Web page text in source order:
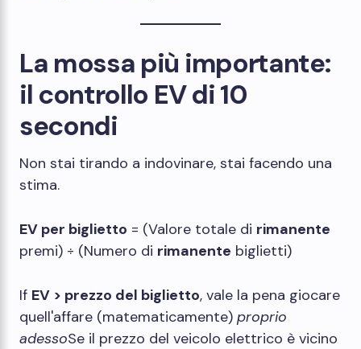
La mossa più importante:
il controllo EV di 10
secondi
Non stai tirando a indovinare, stai facendo una
stima.
EV per biglietto = (Valore totale di rimanente
premi) ÷ (Numero di rimanente biglietti)
If EV > prezzo del biglietto, vale la pena giocare
quell'affare (matematicamente) proprio
adessoSe il prezzo del veicolo elettrico è vicino